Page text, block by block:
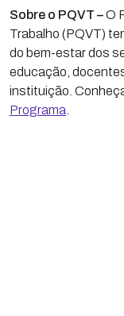
Sobre o PQVT –O
Trabalho (PQVT)
do bem-estar dos
educação,
instituição.
Programa